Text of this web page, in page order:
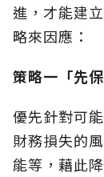
進，才能建
略來因應：
策略一「先
優先針對可
財務損失的
能等，藉此